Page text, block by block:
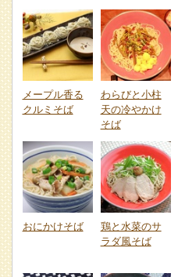
メープル香る
クルミそば
わらびと小柱
天の冷やかけ
そば
おにかけそば
鶏と水菜のサ
ラダ風そば